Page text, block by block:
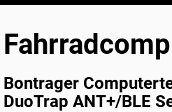
Bontrager
DuoTrap ANT+/BLE